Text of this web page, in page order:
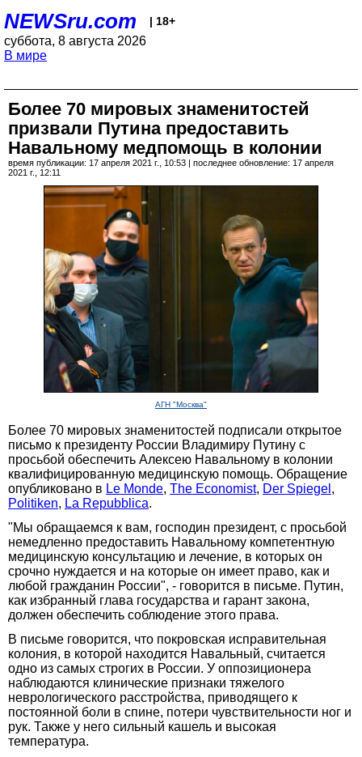
NEWSru.com | 18+
суббота, 8 августа 2026
В мире
Более 70 мировых знаменитостей
призвали Путина предоставить
Навальному медпомощь в колонии
время публикации: 17 апреля 2021 г., 10:53 | последнее обновление: 17 апреля
2021 г., 12:11
АГН "Москва"
Более 70 мировых знаменитостей подписали открытое
письмо к президенту России Владимиру Путину с
просьбой обеспечить Алексею Навальному в колонии
квалифицированную медицинскую помощь. Обращение
опубликовано в Le Monde, The Economist, Der Spiegel ,
Politiken, La Repubblica.
"Мы обращаемся к вам, господин президент, с просьбой
немедленно предоставить Навальному компетентную
медицинскую консультацию и лечение, в которых он
срочно нуждается и на которые он имеет право, как и
любой гражданин России", - говорится в письме. Путин,
как избранный глава государства и гарант закона,
должен обеспечить соблюдение этого права.
В письме говорится, что покровская исправительная
колония, в которой находится Навальный, считается
одно из самых строгих в России. У оппозиционера
наблюдаются клинические признаки тяжелого
неврологического расстройства, приводящего к
постоянной боли в спине, потери чувствительности ног и
рук. Также у него сильный кашель и высокая
температура.